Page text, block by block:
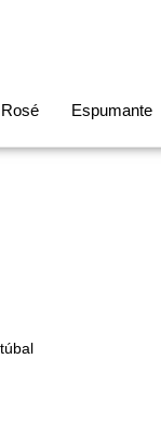
Rosé Espumante